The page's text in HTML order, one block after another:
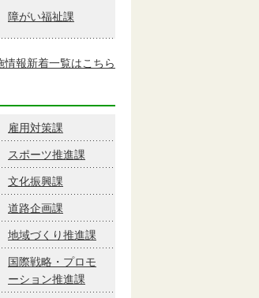
障がい福祉課
情報新着一覧はこちら
雇用対策課
スポーツ推進課
文化振興課
道路企画課
地域づくり推進課
国際戦略・プロモ
ーション推進課